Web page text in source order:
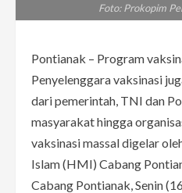
Foto: Prokopim
Pontianak – Program
Penyelenggara vaksinasi
dari pemerintah, TNI dan
masyarakat hingga
vaksinasi massal digelar
Islam (HMI) Cabang
Cabang Pontianak, Senin